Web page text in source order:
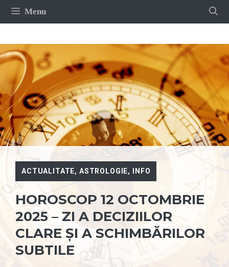
Sari
Menu
ACTUALITATE, ASTROLOGIE, INFO
HOROSCOP 12 OCTOMBRIE
2025 – ZI A DECIZIILOR
CLARE ȘI A SCHIMBĂRILOR
SUBTILE